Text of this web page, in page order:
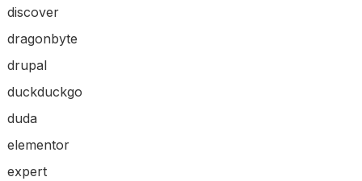
discover
dragonbyte
drupal
duckduckgo
duda
elementor
expert